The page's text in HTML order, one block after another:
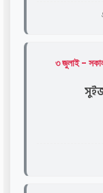
৩ জুলাই -